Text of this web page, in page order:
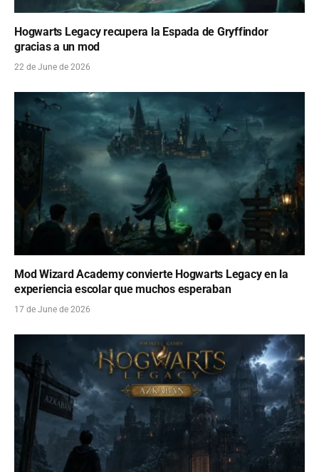
Hogwarts Legacy recupera la Espada de Gryffindor
gracias a un mod
22 de June de 2026
Mod Wizard Academy convierte Hogwarts Legacy en la
experiencia escolar que muchos esperaban
17 de June de 2026